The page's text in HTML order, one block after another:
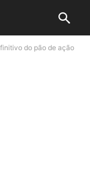
do pão de ação